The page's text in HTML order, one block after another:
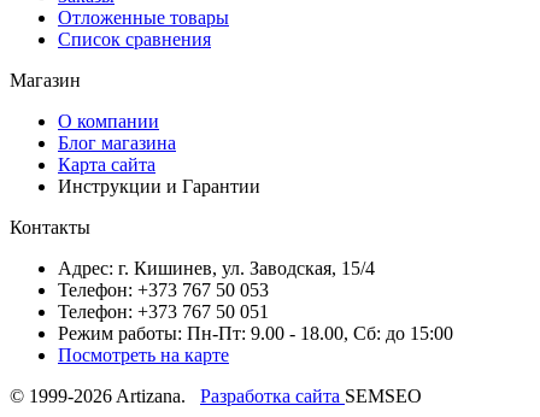
Отложенные товары
Список сравнения
Магазин
О компании
Блог магазина
Карта сайта
Инструкции и Гарантии
Контакты
Адрес: г. Кишинев, ул. Заводская, 15/4
Телефон: +373 767 50 053
Телефон: +373 767 50 051
Режим работы: Пн-Пт: 9.00 - 18.00, Сб: до 15:00
Посмотреть на карте
© 1999-2026 Artizana. Разработка сайта SEMSEO